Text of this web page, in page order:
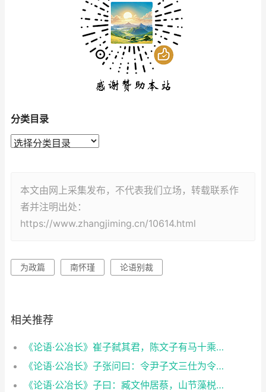
分类目录
本文由网上采集发布，不代表我们立场，转载联系作
者并注明出处：
https://www.zhangjiming.cn/10614.html
为政篇 南怀瑾 论语别裁
相关推荐
《论语·公冶长》崔子弑其君，陈文子有马十乘，弃而违之。至于他邦，则曰：犹吾大夫崔子也。违之。之一邦。又曰：犹吾大夫崔子也。违之。何如？子曰：清矣。曰：仁矣乎？曰：未知，焉得仁？
《论语·公冶长》子张问曰：令尹子文三仕为令尹，无喜色。三已之，无愠色。旧令尹之政，必以告新令尹。何如？子曰：忠矣。曰：仁矣乎？曰：未知，焉得仁？
《论语·公冶长》子曰：臧文仲居蔡，山节藻棁，何如其知也？